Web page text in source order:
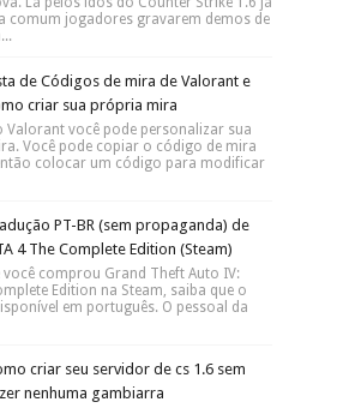
comum jogadores gravarem demos de
de Códigos de mira de Valorant e
criar sua própria mira
Valorant você pode personalizar sua
Você pode copiar o código de mira
colocar um código para modificar
PT-BR (sem propaganda) de
4 The Complete Edition (Steam)
você comprou Grand Theft Auto IV:
Edition na Steam, saiba que o
em português. O pessoal da
criar seu servidor de cs 1.6 sem
nenhuma gambiarra